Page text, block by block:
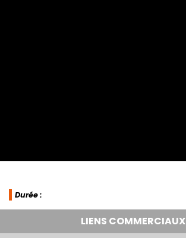
Durée :
LIENS COMMERCIAUX